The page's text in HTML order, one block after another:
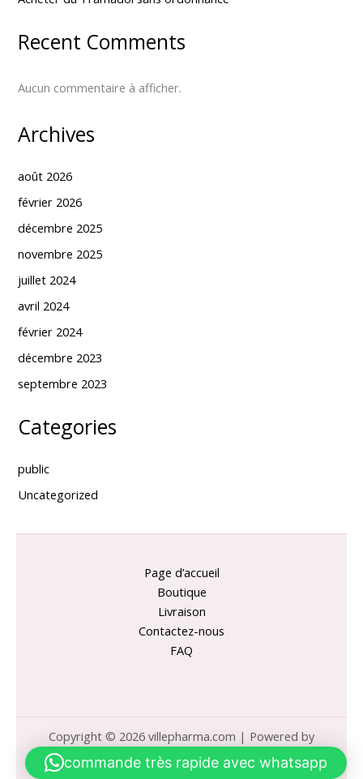
Recent Comments
Aucun commentaire à afficher.
Archives
août 2026
février 2026
décembre 2025
novembre 2025
juillet 2024
avril 2024
février 2024
décembre 2023
septembre 2023
Categories
public
Uncategorized
Page d’accueil
Boutique
Livraison
Contactez-nous
FAQ
Copyright © 2026 villepharma.com | Powered by
villepharma.com
commande très rapide avec whatsapp